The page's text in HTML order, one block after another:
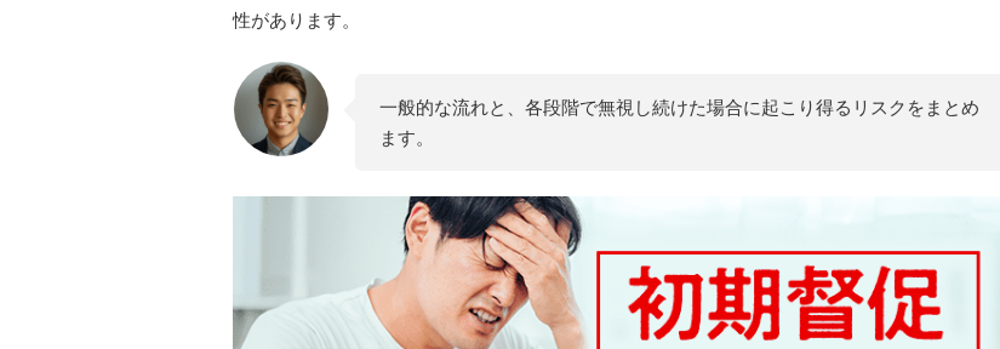
性があります。
一般的な流れと、各段階で無視し続けた場合に起こり得るリスクをまとめ
ます。